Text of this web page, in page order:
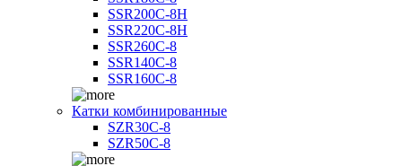
SSR200C-8H
SSR220C-8H
SSR260C-8
SSR140C-8
SSR160C-8
Катки комбинированные
SZR30C-8
SZR50C-8